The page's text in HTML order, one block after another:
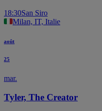
18:30San Siro
Milan, IT, Italie
août
25
mar.
Tyler, The Creator